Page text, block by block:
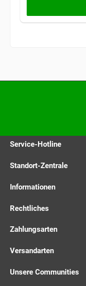
Service-Hotline
Standort-Zentrale
Informationen
Rechtliches
Zahlungsarten
Versandarten
Unsere Communities